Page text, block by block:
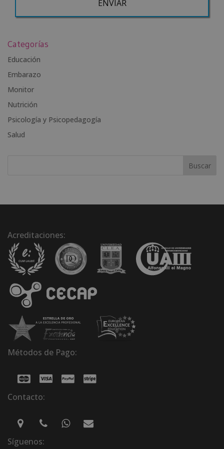
t
e
n
a
t
i
e
Categorías
Educación
Embarazo
Monitor
Nutrición
Psicología y Psicopedagogía
Salud
Acreditaciones:
Métodos de Pago:
Contacto:
Síguenos: